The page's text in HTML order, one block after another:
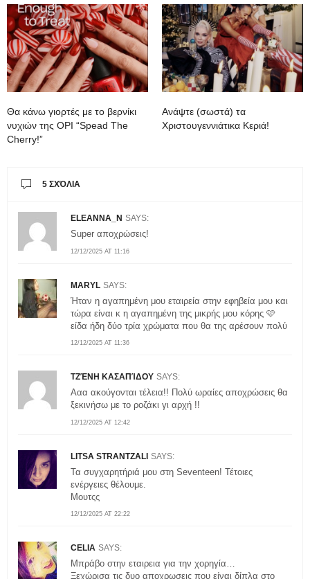
Θα κάνω γιορτές με το βερνίκι
νυχιών της OPI “Spead The
Cherry!”
Ανάψτε (σωστά) τα
Χριστουγεννιάτικα Κεριά!
5 ΣΧΌΛΙΑ
ELEANNA_N SAYS:
12/12/2025 AT 11:16
Super αποχρώσεις!
MARYL SAYS:
12/12/2025 AT 11:36
Ήταν η αγαπημένη μου εταιρεία στην εφηβεία μου και
τώρα είναι κ η αγαπημένη της μικρής μου κόρης 🩷
είδα ήδη δύο τρία χρώματα που θα της αρέσουν πολύ
ΤΖΈΝΗ ΚΑΣΑΠΊΔΟΥ SAYS:
12/12/2025 AT 12:42
Ααα ακούγονται τέλεια!! Πολύ ωραίες αποχρώσεις θα
ξεκινήσω με το ροζάκι γι αρχή !!
LITSA STRANTZALI SAYS:
12/12/2025 AT 22:22
Τα συγχαρητήριά μου στη Seventeen! Τέτοιες
ενέργειες θέλουμε.
Μουτςς
CELIA SAYS:
Mπράβο στην εταιρεια για την χορηγία…
Ξεχώρισα τις δυο αποχρωσεις που είναι δίπλα στο